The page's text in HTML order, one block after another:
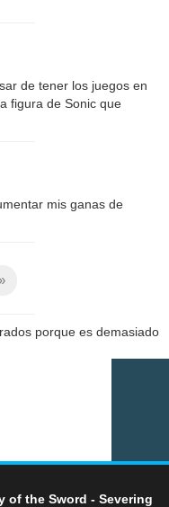
de tener los juegos en
figura de Sonic que
mis ganas de
»
porque es demasiado
of the Sword - Severing